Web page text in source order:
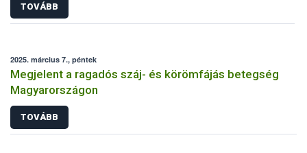
TOVÁBB
2025. március 7., péntek
Megjelent a ragadós száj- és körömfájás betegség
Magyarországon
TOVÁBB